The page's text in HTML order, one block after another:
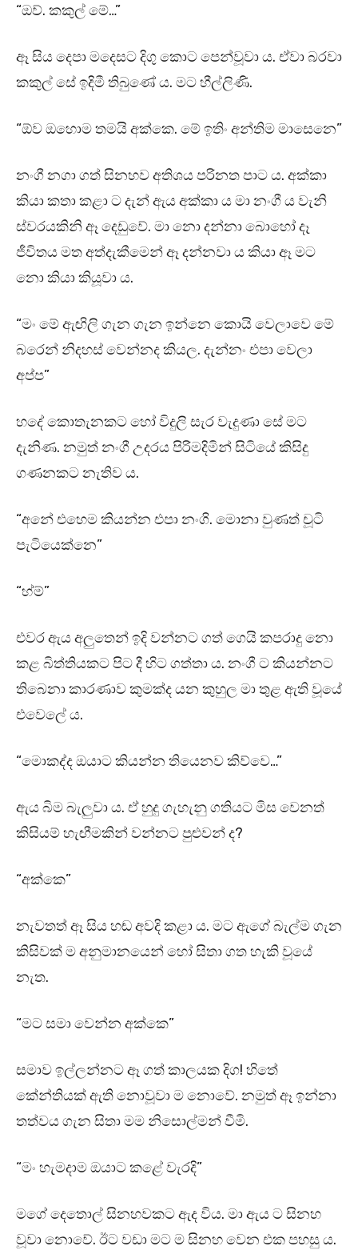
“ඔව්. කකුල් මේ…”
ඈ සිය දෙපා මදෙසට දිගු කොට පෙන්වූවා ය. ඒවා බරවා
කකුල් සේ ඉදිමී තිබුණේ ය. මට හීල්ලිණි.
“ඕව ඔහොම තමයි අක්කෙ. මේ ඉතිං අන්තිම මාසෙනෙ”
නංගී නගා ගත් සිනහව අතිශය පරිනත පාට ය. අක්කා
කියා කතා කළා ට දැන් ඇය අක්කා ය මා නංගී ය වැනි
ස්වරයකිනි ඈ දෙඩුවේ. මා නො දන්නා බොහෝ දෑ
ජීවිතය මත අත්දැකීමෙන් ඈ දන්නවා ය කියා ඈ මට
නො කියා කියූවා ය.
“මං මේ ඇඟිලි ගැන ගැන ඉන්නෙ කොයි වෙලාවෙ මේ
බරෙන් නිදහස් වෙන්නද කියල. දැන්නං එපා වෙලා
අප්ප”
හදේ කොතැනකට හෝ විදුලි සැර වැදුණා සේ මට
දැනිණ. නමුත් නංගී උදරය පිරිමදිමින් සිටියේ කිසිදු
ගණනකට නැතිව ය.
“අනේ එහෙම කියන්න එපා නංගි. මොනා වුණත් චූටි
පැටියෙක්නෙ”
“හ්ම්”
එවර ඇය අලුතෙන් ඉදි වන්නට ගත් ගෙයි කපරාදු නො
කළ බිත්තියකට පිට දී හිට ගත්තා ය. නංගී ට කියන්නට
තිබෙනා කාරණාව කුමක්ද යන කුහුල මා තුළ ඇති වූයේ
එවෙලේ ය.
“මොකද්ද ඔයාට කියන්න තියෙනව කිව්වෙ…”
ඇය බිම බැලුවා ය. ඒ හුදු ගැහැනු ගතියට මිස වෙනත්
කිසියම් හැඟීමකින් වන්නට පුළුවන් ද?
“අක්කෙ”
නැවතත් ඈ සිය හඬ අවදි කළා ය. මට ඇගේ බැල්ම ගැන
කිසිවක් ම අනුමානයෙන් හෝ සිතා ගත හැකි වූයේ
නැත.
“මට සමා වෙන්න අක්කෙ”
සමාව ඉල්ලන්නට ඈ ගත් කාලයක දිග! හිතේ
කේන්තියක් ඇති නොවූවා ම නොවේ. නමුත් ඈ ඉන්නා
තත්වය ගැන සිතා මම නිසොල්මන් වීමි.
“මං හැමදාම ඔයාට කළේ වැරදි”
මගේ දෙතොල් සිනහවකට ඇද විය. මා ඇය ට සිනහ
වූවා නොවේ. ඊට වඩා මට ම සිනහ වෙන එක පහසු ය.